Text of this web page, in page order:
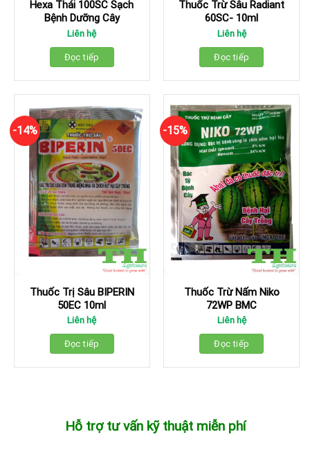
Hexa Thái 100SC Sạch
Bệnh Dưỡng Cây
Liên hệ
Đọc tiếp
Thuốc Trừ Sâu Radiant
60SC- 10ml
Liên hệ
Đọc tiếp
-14%
Thuốc Trị Sâu BIPERIN
50EC 10ml
Liên hệ
Đọc tiếp
-15%
Thuốc Trừ Nấm Niko
72WP BMC
Liên hệ
Đọc tiếp
Hỗ trợ tư vấn kỹ thuật miễn phí